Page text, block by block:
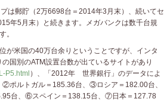
は郵貯（2万6698台＝2014年3月末）、続いてセ
年5月末）と続きます。メガバンクは数千台規
。
米国の40万台余りということですが、インタ
国別のATM設置台数が出ているサイトがあり
P5.html ）、「2012年 世界銀行」のデータによ
ポルトガル＝185.36台、③ロシア＝182.00台、
台、⑥スペイン＝138.15台、⑦日本＝127.78